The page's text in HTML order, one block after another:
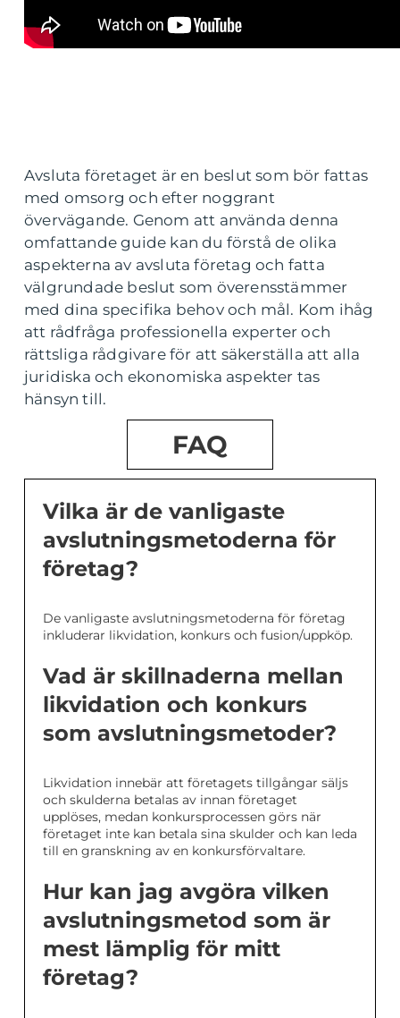
Avsluta företaget är en beslut som bör fattas
med omsorg och efter noggrant
övervägande. Genom att använda denna
omfattande guide kan du förstå de olika
aspekterna av avsluta företag och fatta
välgrundade beslut som överensstämmer
med dina specifika behov och mål. Kom ihåg
att rådfråga professionella experter och
rättsliga rådgivare för att säkerställa att alla
juridiska och ekonomiska aspekter tas
hänsyn till.
FAQ
Vilka är de vanligaste
avslutningsmetoderna för
företag?
De vanligaste avslutningsmetoderna för företag
inkluderar likvidation, konkurs och fusion/uppköp.
Vad är skillnaderna mellan
likvidation och konkurs
som avslutningsmetoder?
Likvidation innebär att företagets tillgångar säljs
och skulderna betalas av innan företaget
upplöses, medan konkursprocessen görs när
företaget inte kan betala sina skulder och kan leda
till en granskning av en konkursförvaltare.
Hur kan jag avgöra vilken
avslutningsmetod som är
mest lämplig för mitt
företag?